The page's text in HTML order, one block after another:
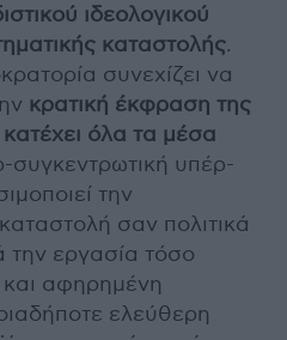
ιδεολογικού
καταστολής.
συνεχίζει να
κρατική έκφραση της
όλα τα μέσα
συγκεντρωτική υπέρ-
την
σαν πολιτικά
την εργασία τόσο
αφηρημένη
ελεύθερη